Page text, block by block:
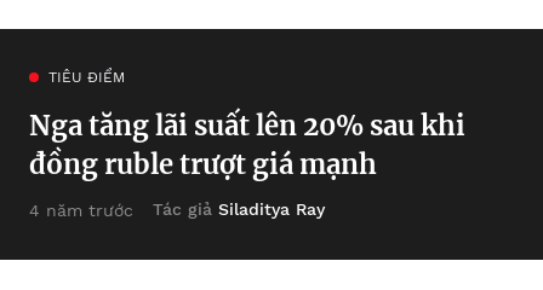
TIÊU ĐIỂM
Nga tăng lãi suất lên 20% sau khi
đồng ruble trượt giá mạnh
4 năm trước Tác giả Siladitya Ray